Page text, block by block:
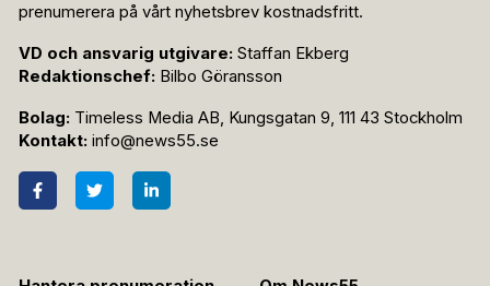
prenumerera på vårt nyhetsbrev kostnadsfritt.
VD och ansvarig utgivare: Staffan Ekberg
Redaktionschef: Bilbo Göransson
Bolag: Timeless Media AB, Kungsgatan 9, 111 43 Stockholm
Kontakt: info@news55.se